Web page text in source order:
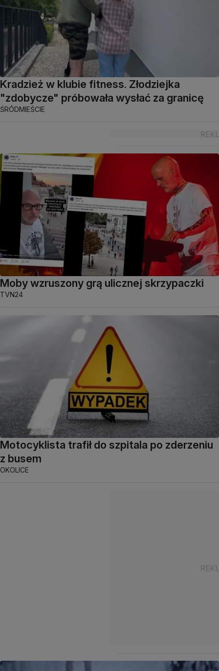
Kradzież w klubie fitness. Złodziejka
"zdobycze" próbowała wysłać za granicę
ŚRÓDMIEŚCIE
Moby wzruszony grą ulicznej skrzypaczki
TVN24
Motocyklista trafił do szpitala po zderzeniu
z busem
OKOLICE